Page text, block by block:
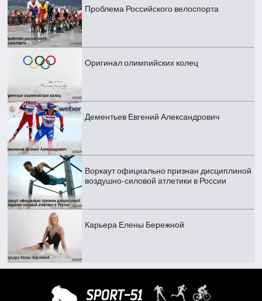
Проблема Российского велоспорта
Оригинал олимпийских колец
Дементьев Евгений Александрович
Воркаут официально признан дисциплиной
воздушно-силовой атлетики в России
Карьера Елены Бережной